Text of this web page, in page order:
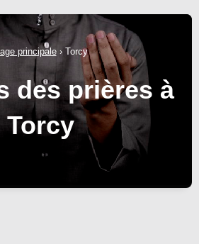
principale› Torcy
des prières à
Torcy